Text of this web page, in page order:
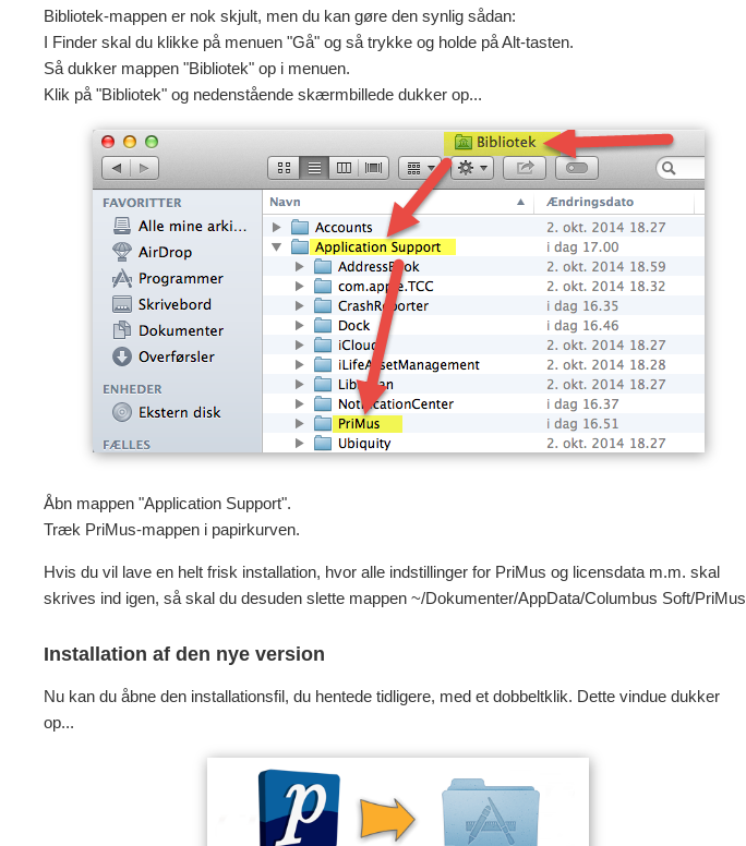
Bibliotek-mappen er nok skjult, men du kan gøre den synlig sådan:
I Finder skal du klikke på menuen "Gå" og så trykke og holde på Alt-tasten.
Så dukker mappen "Bibliotek" op i menuen.
Klik på "Bibliotek" og nedenstående skærmbillede dukker op...
Åbn mappen "Application Support".
Træk PriMus-mappen i papirkurven.
Hvis du vil lave en helt frisk installation, hvor alle indstillinger for PriMus og licensdata m.m. skal
skrives ind igen, så skal du desuden slette mappen ~/Dokumenter/AppData/Columbus Soft/PriMus
Installation af den nye version
Nu kan du åbne den installationsfil, du hentede tidligere, med et dobbeltklik. Dette vindue dukker
op...